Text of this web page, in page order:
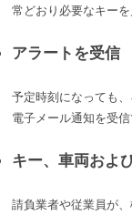
常どおり必要なキーを
アラートを受信
予定時刻になっても
電子メール通知を受信
キー、車両およ
請負業者や従業員が